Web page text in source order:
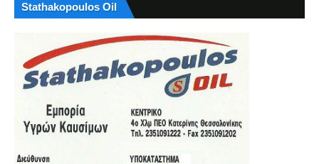
Stathakopoulos Oil